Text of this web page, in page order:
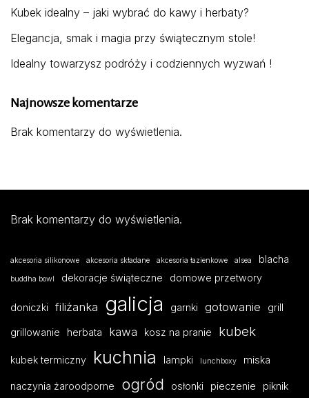
Kubek idealny – jaki wybrać do kawy i herbaty?
Elegancja, smak i magia przy świątecznym stole!
Idealny towarzysz podróży i codziennych wyzwań !
Najnowsze komentarze
Brak komentarzy do wyświetlenia.
Brak komentarzy do wyświetlenia.
akcesoria silikonowe akcesoria składane akcesoria łazienkowe alsea blacha
buddha bowl dekoracje świąteczne domowe przetwory
doniczki filiżanka galicja garnki gotowanie grill
grillowanie herbata kawa kosz na pranie kubek
kubek termiczny kuchnia lampki lunchboxy miska
naczynia żaroodporne ogród osłonki pieczenie piknik